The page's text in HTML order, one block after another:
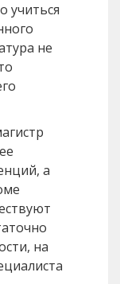
учиться
не
а
на